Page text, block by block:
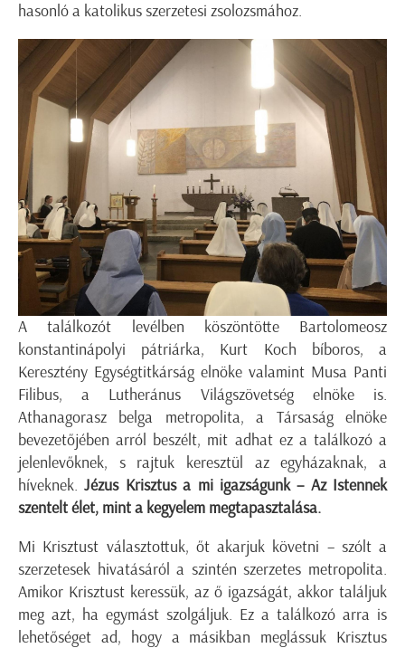
hasonló a katolikus szerzetesi zsolozsmához.
A találkozót levélben köszöntötte Bartolomeosz
konstantinápolyi pátriárka, Kurt Koch bíboros, a
Keresztény Egységtitkárság elnöke valamint Musa Panti
Filibus, a Lutheránus Világszövetség elnöke is.
Athanagorasz belga metropolita, a Társaság elnöke
bevezetőjében arról beszélt, mit adhat ez a találkozó a
jelenlevőknek, s rajtuk keresztül az egyházaknak, a
híveknek.Jézus Krisztus a mi igazságunk – Az Istennek
szentelt élet, mint a kegyelem megtapasztalása.
Mi Krisztust választottuk, őt akarjuk követni – szólt a
szerzetesek hivatásáról a szintén szerzetes metropolita.
Amikor Krisztust keressük, az ő igazságát, akkor találjuk
meg azt, ha egymást szolgáljuk. Ez a találkozó arra is
lehetőséget ad, hogy a másikban meglássuk Krisztus